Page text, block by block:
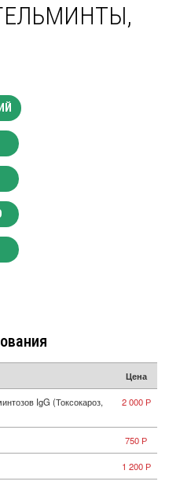
Цена
IgG (Токсокароз,
2 000 Р
750 Р
1 200 Р